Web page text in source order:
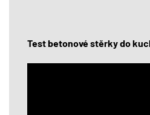
Test betonové stěrky do